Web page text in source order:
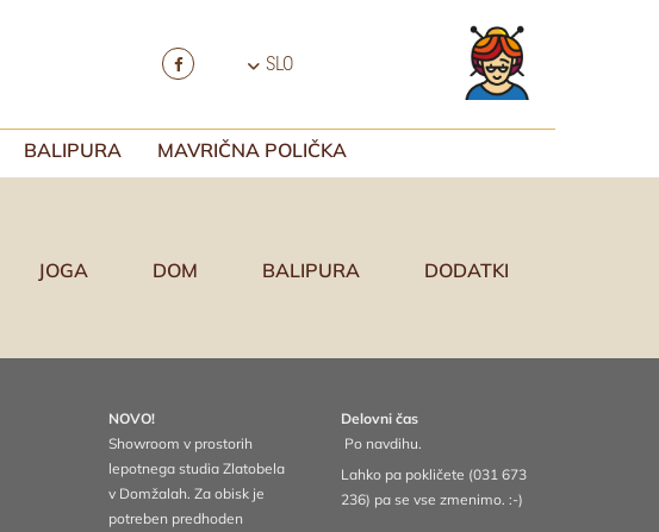
SLO
BALIPURA MAVRIČNA POLIČKA
JOGA DOM BALIPURA
DODATKI
NOVO!
Showroom v prostorih
lepotnega studia Zlatobela
v Domžalah. Za obisk je
potreben predhoden
Delovni čas
Po navdihu.
Lahko pa pokličete (031 673
236) pa se vse zmenimo. :-)